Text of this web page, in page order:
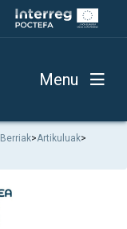
Menu
Berriak>Artikuluak>